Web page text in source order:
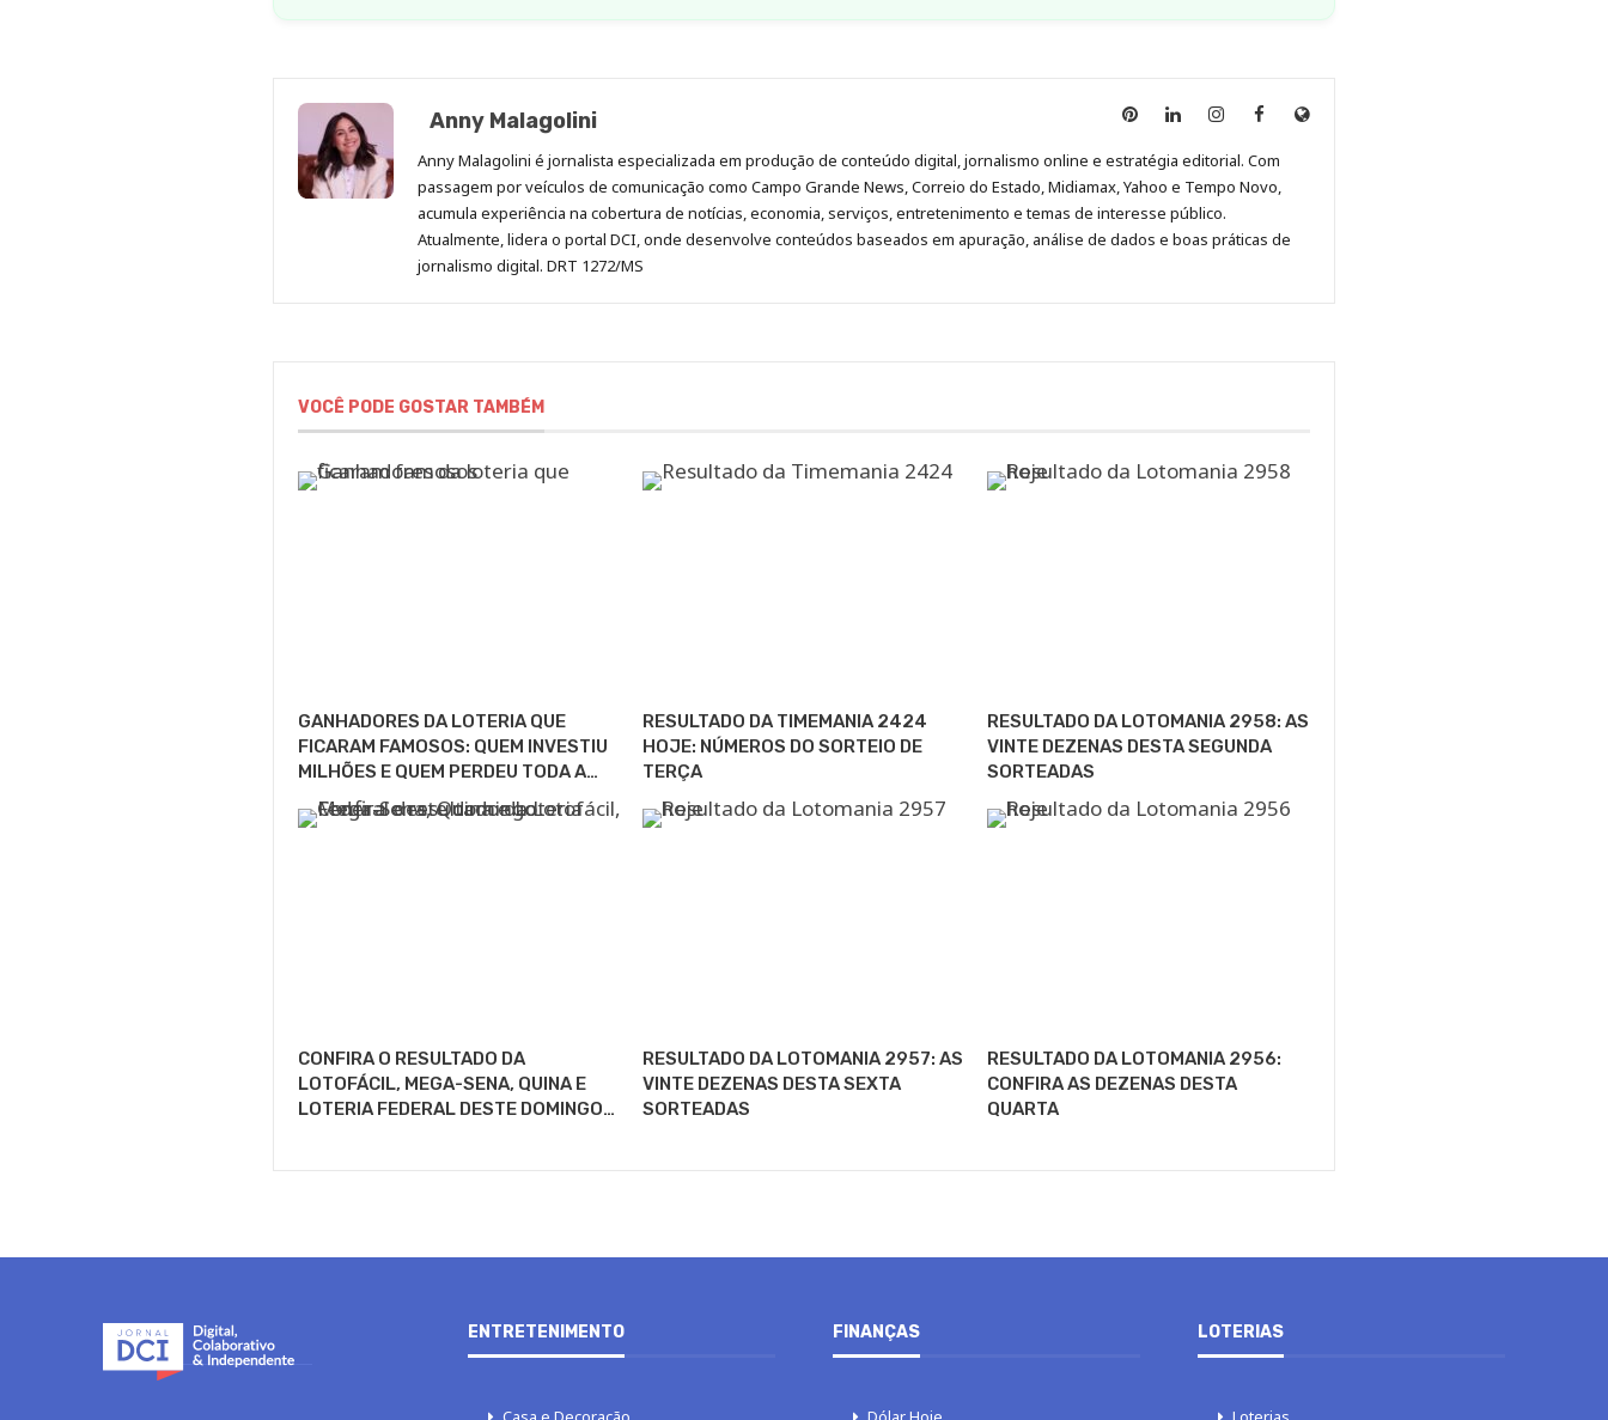
Anny Malagolini
Anny
no
Pinterest
Anny
no
LinkedIn
Anny
no
Instagram
Anny
no
Facebook
Site
Anny Malagolini é jornalista especializada em produção de conteúdo digital, jornalismo online e estratégia editorial. Com
passagem por veículos de comunicação como Campo Grande News, Correio do Estado, Midiamax, Yahoo e Tempo Novo,
acumula experiência na cobertura de notícias, economia, serviços, entretenimento e temas de interesse público.
Atualmente, lidera o portal DCI, onde desenvolve conteúdos baseados em apuração, análise de dados e boas práticas de
jornalismo digital. DRT 1272/MS
VOCÊ PODE GOSTAR TAMBÉM
GANHADORES DA LOTERIA QUE
FICARAM FAMOSOS: QUEM INVESTIU
MILHÕES E QUEM PERDEU TODA A…
RESULTADO DA TIMEMANIA 2424
HOJE: NÚMEROS DO SORTEIO DE
TERÇA
RESULTADO DA LOTOMANIA 2958: AS
VINTE DEZENAS DESTA SEGUNDA
SORTEADAS
CONFIRA O RESULTADO DA
LOTOFÁCIL, MEGA-SENA, QUINA E
LOTERIA FEDERAL DESTE DOMINGO…
RESULTADO DA LOTOMANIA 2957: AS
VINTE DEZENAS DESTA SEXTA
SORTEADAS
RESULTADO DA LOTOMANIA 2956:
CONFIRA AS DEZENAS DESTA
QUARTA
ENTRETENIMENTO FINANÇAS LOTERIAS